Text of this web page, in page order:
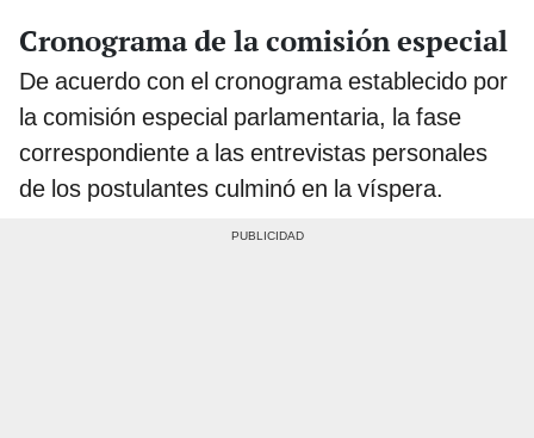
Cronograma de la comisión especial
De acuerdo con el cronograma establecido por
la comisión especial parlamentaria, la fase
correspondiente a las entrevistas personales
de los postulantes culminó en la víspera.